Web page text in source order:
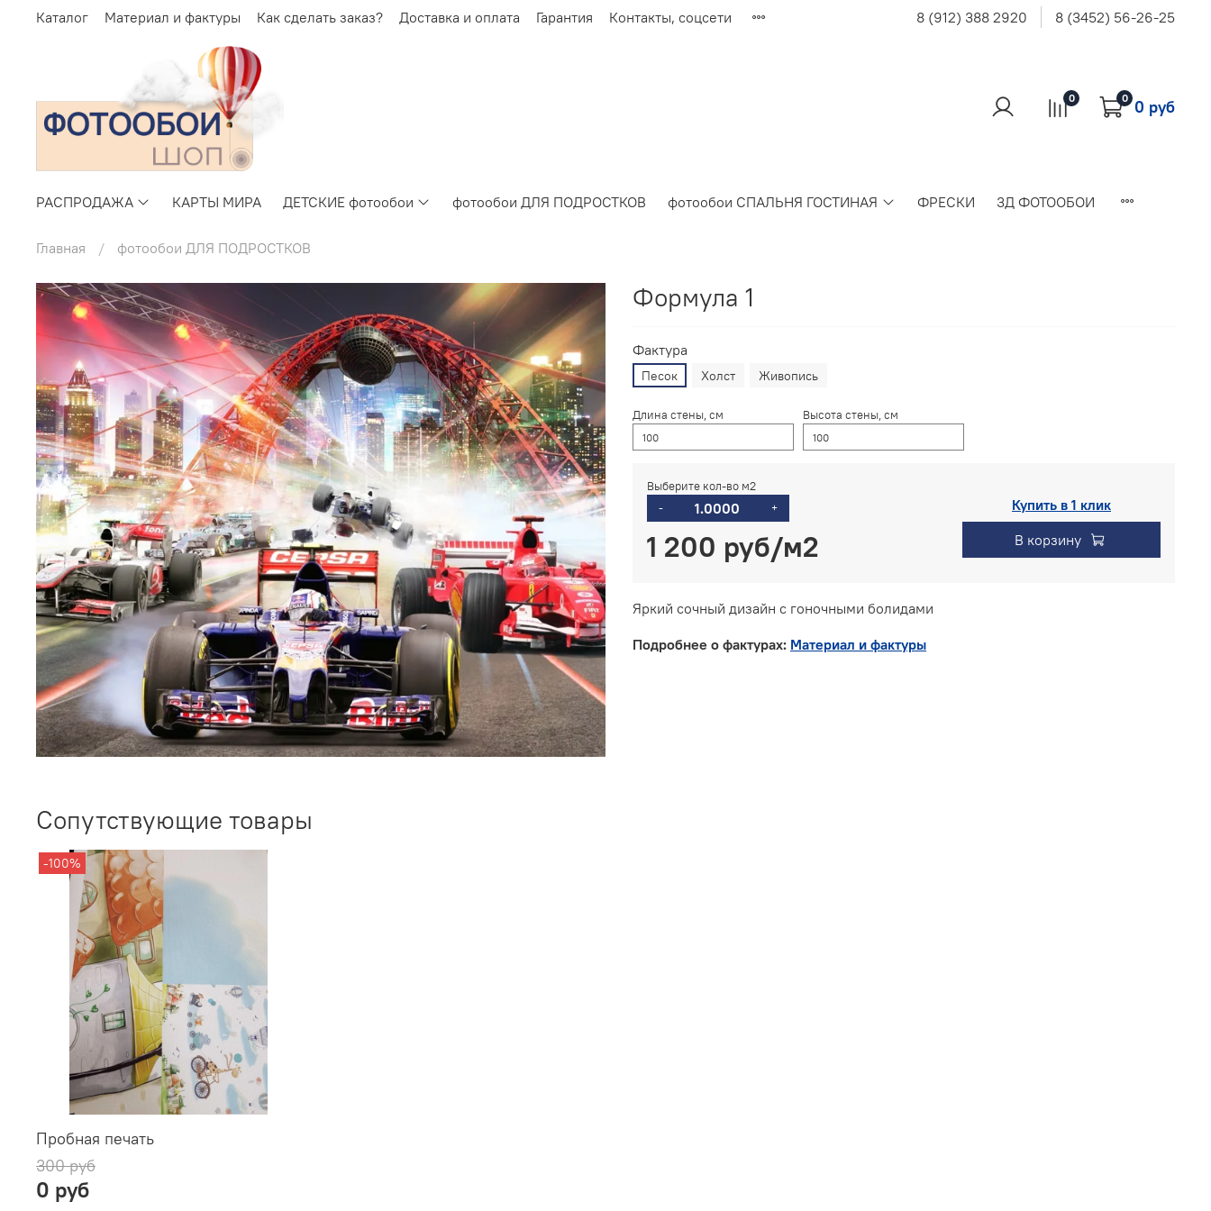
Каталог Материал и фактуры Как сделать заказ? Доставка и оплата Гарантия Контакты, соцсети 8 (912) 388 2920 8 (3452) 56-26-25
0 0 0 руб
РАСПРОДАЖА КАРТЫ МИРА ДЕТСКИЕ фотообои фотообои ДЛЯ ПОДРОСТКОВ фотообои СПАЛЬНЯ ГОСТИНАЯ ФРЕСКИ 3Д ФОТООБОИ
Главная фотообои ДЛЯ ПОДРОСТКОВ
Формула 1
Фактура
Песок Холст Живопись
Длина стены, см Высота стены, см
Выберите кол-во м2
- +
1 200 руб
Купить в 1 клик
В корзину
Яркий сочный дизайн с гоночными болидами
Подробнее о фактурах: Материал и фактуры
Сопутствующие товары
-100%
Пробная печать
300 руб
0 руб